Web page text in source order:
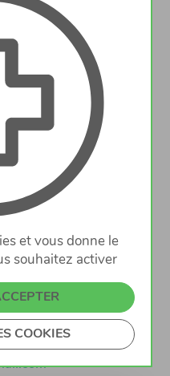
expérimenté(e)
l'expérience
à envoyer leur
et vous donne le
souhaitez activer
COOKIES